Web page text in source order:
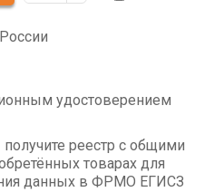
удостоверением
реестр с общими
товарах для
данных в ФРМО ЕГИСЗ